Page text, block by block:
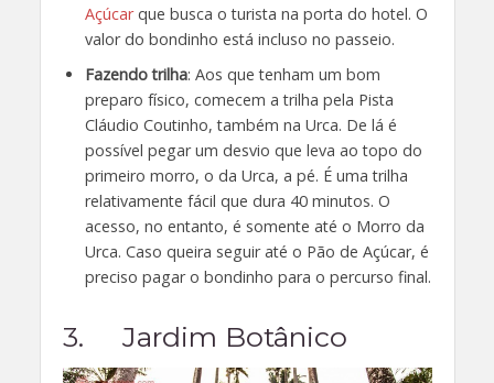
Açúcarque busca o turista na porta do hotel. O
valor do bondinho está incluso no passeio.
Fazendo trilha: Aos que tenham um bom
preparo físico, comecem a trilha pela Pista
Cláudio Coutinho, também na Urca. De lá é
possível pegar um desvio que leva ao topo do
primeiro morro, o da Urca, a pé. É uma trilha
relativamente fácil que dura 40 minutos. O
acesso, no entanto, é somente até o Morro da
Urca. Caso queira seguir até o Pão de Açúcar, é
preciso pagar o bondinho para o percurso final.
3. Jardim Botânico